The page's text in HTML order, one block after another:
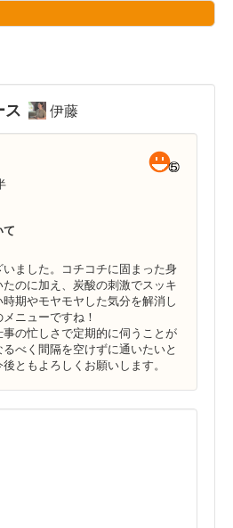
ス 伊藤
て
ました。コチコチに固まった身
のに加え、炭酸の刺激でスッキ
期やモヤモヤした気分を解消し
ニューですね！
の忙しさで定期的に伺うことが
べく間隔を空けずに通いたいと
ともよろしくお願いします。